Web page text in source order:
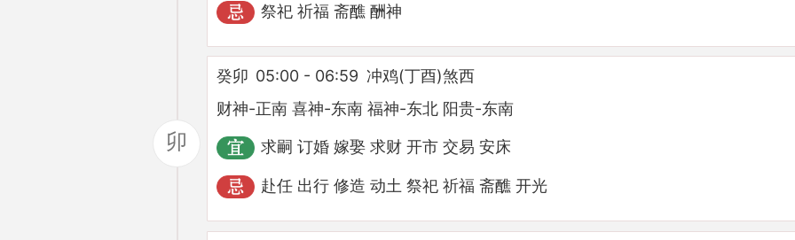
祭祀 祈福 斋醮 酬神
卯
癸卯 05:00 - 06:59 冲鸡(丁酉)煞西
财神-正南 喜神-东南 福神-东北 阳贵-东南
求嗣 订婚 嫁娶 求财 开市 交易 安床
赴任 出行 修造 动土 祭祀 祈福 斋醮 开光